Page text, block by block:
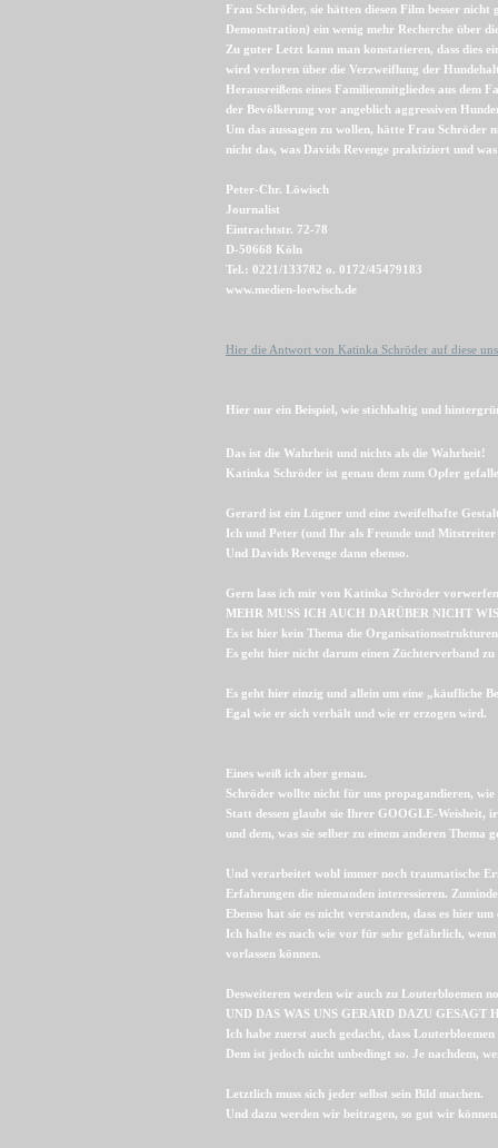
Frau Schröder, sie hätten diesen Film besser
Demonstration) ein wenig mehr Recherche über
Zu guter Letzt kann man konstatieren, dass dies
wird verloren über die Verzweiflung der
Herausreißens eines Familienmitgliedes aus dem
der Bevölkerung vor angeblich aggressiven
Um das aussagen zu wollen, hätte Frau Schröder
nicht das, was Davids Revenge praktiziert und
Peter-Chr. Löwisch
Journalist
Eintrachtstr. 72-78
D-50668 Köln
Tel.: 0221/133782 o. 0172/45479183
www.medien-loewisch.de
Hier die Antwort von Katinka Schröder auf diese
Hier nur ein Beispiel, wie stichhaltig und
Das ist die Wahrheit und nichts als die Wahrheit!
Katinka Schröder ist genau dem zum Opfer
Gerard ist ein Lügner und eine zweifelhafte
Ich und Peter (und Ihr als Freunde und
Und Davids Revenge dann ebenso.
Gern lass ich mir von Katinka Schröder
MEHR MUSS ICH AUCH DARÜBER NICHT
Es ist hier kein Thema die
Es geht hier nicht darum einen Züchterverband
Es geht hier einzig und allein um eine „käufliche
Egal wie er sich verhält und wie er erzogen wird.
Eines weiß ich aber genau.
Schröder wollte nicht für uns propagandieren, wie
Statt dessen glaubt sie Ihrer GOOGLE-Weisheit,
und dem, was sie selber zu einem anderen Thema
Und verarbeitet wohl immer noch traumatische
Erfahrungen die niemanden interessieren.
Ebenso hat sie es nicht verstanden, dass es hier
Ich halte es nach wie vor für sehr gefährlich,
vorlassen können.
Desweiteren werden wir auch zu Louterbloemen
UND DAS WAS UNS GERARD DAZU GESAGT
Ich habe zuerst auch gedacht, dass
Dem ist jedoch nicht unbedingt so. Je nachdem,
Letztlich muss sich jeder selbst sein Bild machen.
Und dazu werden wir beitragen, so gut wir